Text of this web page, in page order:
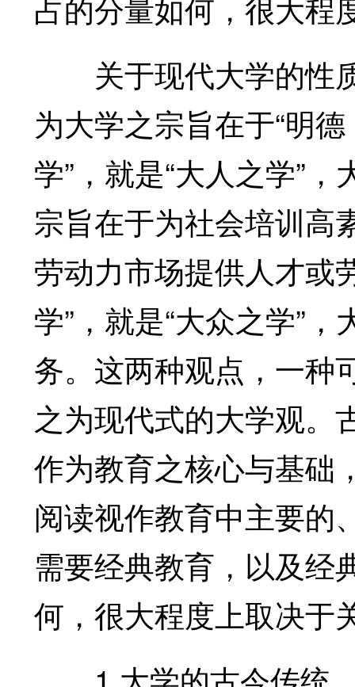
关于现代大学的性
为大学之宗旨在于“明
学”，就是“大人之学”
宗旨在于为社会培训高
劳动力市场提供人才或
学”，就是“大众之学”
务。这两种观点，一种
之为现代式的大学观。
作为教育之核心与基础
阅读视作教育中主要的
需要经典教育，以及经
何，很大程度上取决于